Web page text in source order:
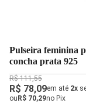
Pulseira feminina
concha prata 925
R$ 111,55
R$ 78,09em até 2x
ouR$ 70,29no Pix